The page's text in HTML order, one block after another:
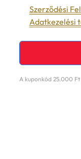
Szerződési
Adatkezelési
A kuponkód 25.000